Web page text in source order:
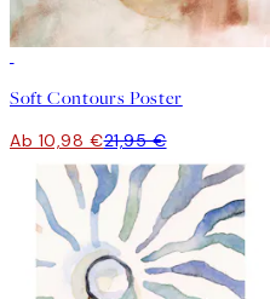
Soft Contours Poster
Ab 10,98 €21,95 €